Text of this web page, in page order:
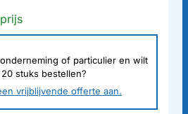
of particulier en wilt
20 stuks bestellen?
vrijblijvende offerte aan.